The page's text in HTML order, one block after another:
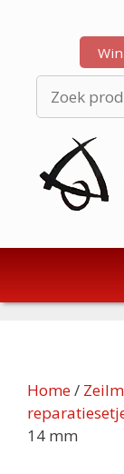
inhoud
inhoud
naar:
Home/
14 mm